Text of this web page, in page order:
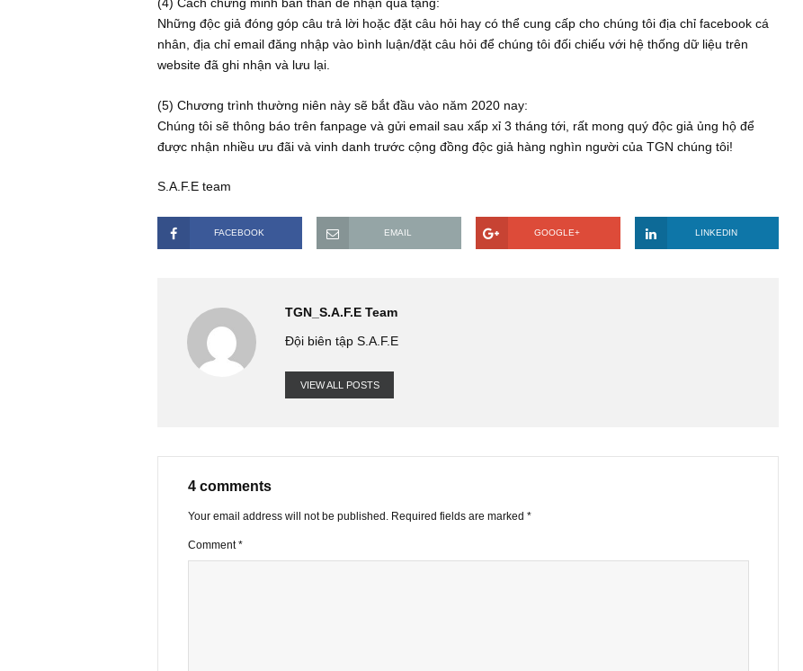
Những thành viên trong danh sách quà tặng có thể lựa chọn một trong ba loại quà tặng sau
– 6 bản in màu mới hữu hạn của TGN (giá trị: 1,050k)
– 12 tháng ấn phẩm bản điện tử mới của TGN (giá trị: 990k)
Sau này, có thể từ 2022 trở đi chúng tôi sẽ nhập khẩu thêm các quyển sách đầu tư giá trị bằng Anh
Amazon để thêm vào danh sách quà tặng nầy.
Những độc giả đóng góp câu trả lời hoặc đặt câu hỏi hay có thể cung cấp cho chúng tôi địa chỉ
nhân, địa chỉ email đăng nhập vào bình luận/đặt câu hỏi để chúng tôi đối chiếu với hệ thống dữ liệu
website đã ghi nhận và lưu lại.
Chúng tôi sẽ thông báo trên fanpage và gửi email sau xấp xỉ 3 tháng tới, rất mong quý độc giả ủng
được nhận nhiều ưu đãi và vinh danh trước cộng đồng độc giả hàng nghìn người của TGN chúng
TGN_S.A.F.E Team